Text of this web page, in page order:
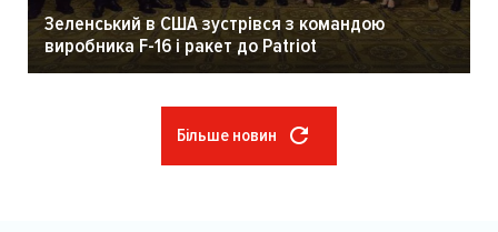
Зеленський в США зустрівся з командою
виробника F-16 і ракет до Patriot
Більше новин